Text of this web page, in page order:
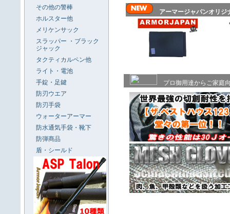
その他の警棒
ホルスター他
メリケンサック
スラッパー ・ブラック
ジャック
タクティカルペン他
ライト・電池
手錠・足鍵
防刃ウエア
防刃手袋
ウォーターアーマー
防水通気手袋・靴下
防弾商品
盾・シールド
アーマージャパンオリジ
プロ御用達からご家庭